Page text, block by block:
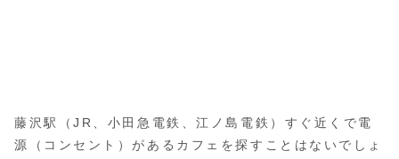
藤沢駅（JR、小田急電鉄、江ノ島電鉄）すぐ近くで電
源（コンセント）があるカフェを探すことはないでしょ